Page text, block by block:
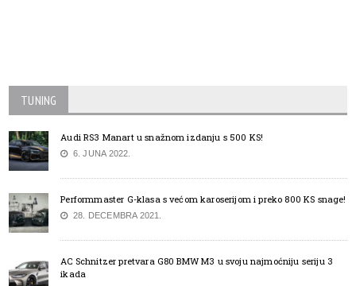
TUNING
Audi RS3 Manart u snažnom izdanju s 500 KS!
6. JUNA 2022.
Performmaster G-klasa s većom karoserijom i preko 800 KS snage!
28. DECEMBRA 2021.
AC Schnitzer pretvara G80 BMW M3 u svoju najmoćniju seriju 3
ikada